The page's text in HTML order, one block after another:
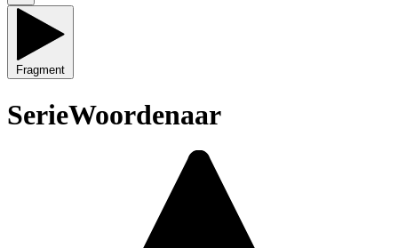
Fragment
SerieWoordenaar